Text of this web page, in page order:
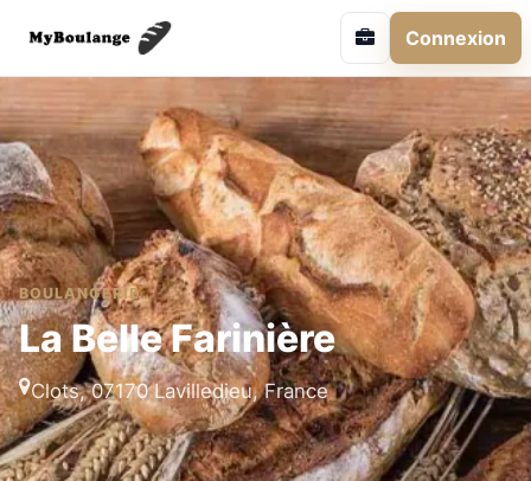
Connexion
BOULANGERIE
La Belle Farinière
Clots, 07170 Lavilledieu, France